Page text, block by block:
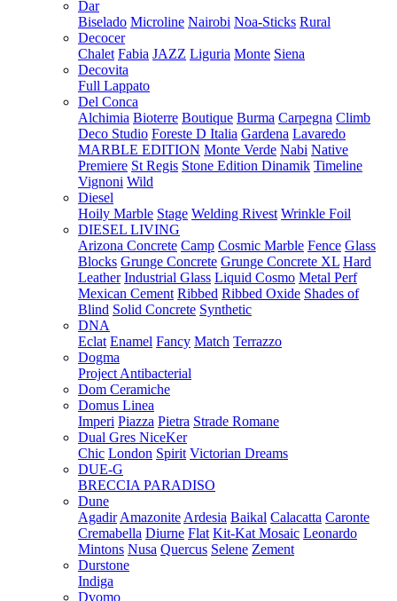
Dar
Biselado Microline Nairobi Noa-Sticks Rural
Decocer
Chalet Fabia JAZZ Liguria Monte Siena
Decovita
Full Lappato
Del Conca
Alchimia Bioterre Boutique Burma Carpegna Climb
Deco Studio Foreste D Italia Gardena Lavaredo
MARBLE EDITION Monte Verde Nabi Native
Premiere St Regis Stone Edition Dinamik Timeline
Vignoni Wild
Diesel
Hoily Marble Stage Welding Rivest Wrinkle Foil
DIESEL LIVING
Arizona Concrete Camp Cosmic Marble Fence Glass
Blocks Grunge Concrete Grunge Concrete XL Hard
Leather Industrial Glass Liquid Cosmo Metal Perf
Mexican Cement Ribbed Ribbed Oxide Shades of
Blind Solid Concrete Synthetic
DNA
Eclat Enamel Fancy Match Terrazzo
Dogma
Project Antibacterial
Dom Ceramiche
Domus Linea
Imperi Piazza Pietra Strade Romane
Dual Gres NiceKer
Chic London Spirit Victorian Dreams
DUE-G
BRECCIA PARADISO
Dune
Agadir Amazonite Ardesia Baikal Calacatta Caronte
Cremabella Diurne Flat Kit-Kat Mosaic Leonardo
Mintons Nusa Quercus Selene Zement
Durstone
Indiga
Dvomo